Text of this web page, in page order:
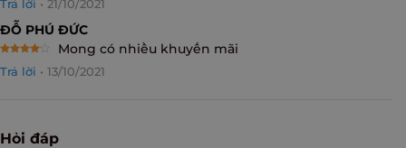
out of 5
Trả lời • 21/10/2021
ĐỖ PHÚ ĐỨC
out of 5
Mong có nhiều khuyến mãi
Trả lời • 13/10/2021
Hỏi đáp